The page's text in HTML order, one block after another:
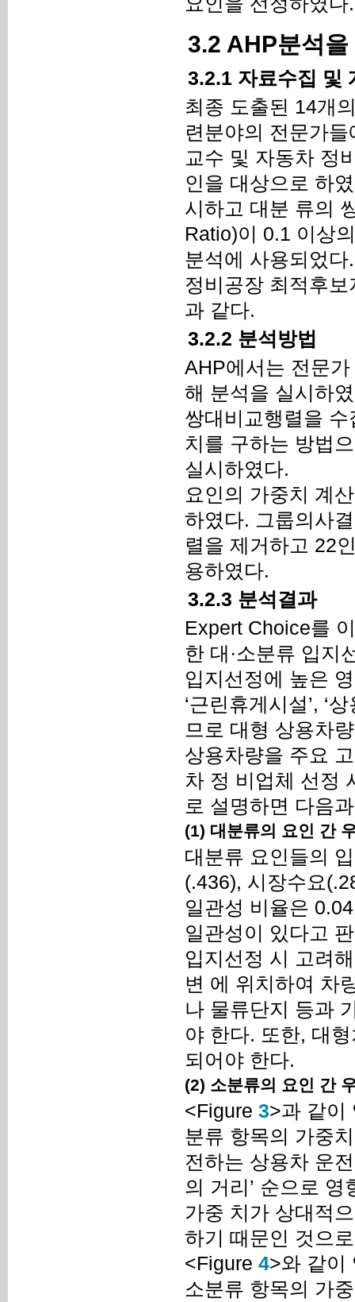
3.2 AHP분석
3.2.1 자료수집 및
최종 도출된 14개
련분야의 전문가
교수 및 자동차 정
인을 대상으로 하
시하고 대분 류의
Ratio)이 0.1 이상
분석에 사용되었
정비공장 최적후
과 같다.
3.2.2 분석방법
AHP에서는 전문
해 분석을 실시하
쌍대비교행렬을
치를 구하는 방법
실시하였다.
요인의 가중치 계
하였다. 그룹의사
렬을 제거하고 22
용하였다.
3.2.3 분석결과
Expert Choice를
한 대·소분류 입지
입지선정에 높은
‘근린휴게시설’, ‘
므로 대형 상용차
상용차량을 주요
차 정 비업체 선정
로 설명하면 다음
(1) 대분류의 요인 간
대분류 요인들의
(.436), 시장수요
일관성 비율은
일관성이 있다고
입지선정 시 고려
변 에 위치하여 차
나 물류단지 등과
야 한다. 또한, 대
되어야 한다.
(2) 소분류의 요인 간
<Figure 3>과 같이
분류 항목의 가중
전하는 상용차 운
의 거리’ 순으로 영
가중 치가 상대적
하기 때문인 것으
<Figure 4>와 같이
소분류 항목의 가중